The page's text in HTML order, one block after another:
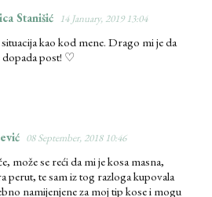
Stanišić 14 January, 2019 13:04
kao kod mene. Drago mi je da
dopada post! ♡
08 September, 2018 10:46
može se reći da mi je kosa masna,
perut, te sam iz tog razloga kupovala
namijenjene za moj tip kose i mogu